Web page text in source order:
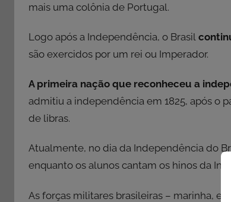
mais uma colônia de Portugal.
Logo após a Independência, o Brasil
são exercidos por um rei ou Imperador.
A primeira nação que reconheceu a
admitiu a independência em 1825, após o
de libras.
Atualmente, no dia da Independência do
enquanto os alunos cantam os hinos da
As forças militares brasileiras – marinha,